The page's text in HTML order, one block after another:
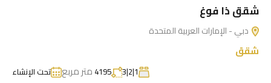
شقق ذا فوغ
دبي - الإمارات العربية المتحدة
شقق
1|2|3
4195 متر مربع
تحت الإنشاء